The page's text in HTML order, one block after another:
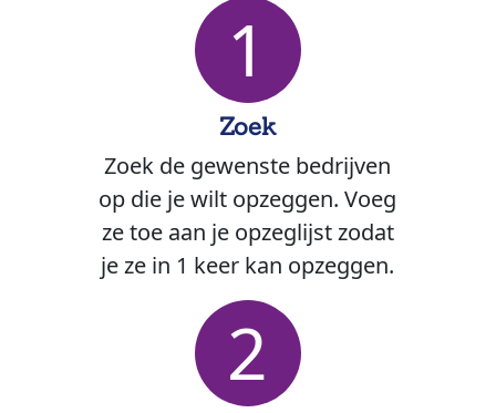
1
Zoek
Zoek de gewenste bedrijven
op die je wilt opzeggen. Voeg
ze toe aan je opzeglijst zodat
je ze in 1 keer kan opzeggen.
2